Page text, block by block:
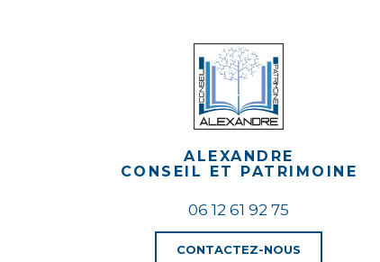
ALEXANDRE
​​​​​​​CONSEIL ET PATRIMOINE
06 12 61 92 75
CONTACTEZ-NOUS